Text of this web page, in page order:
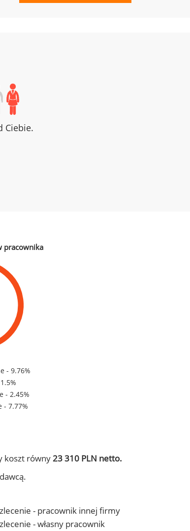
Ciebie.
pracownika
- 9.76%
- 2.45%
- 7.77%
koszt równy23 310 PLN netto.
- pracownik innej firmy
- własny pracownik